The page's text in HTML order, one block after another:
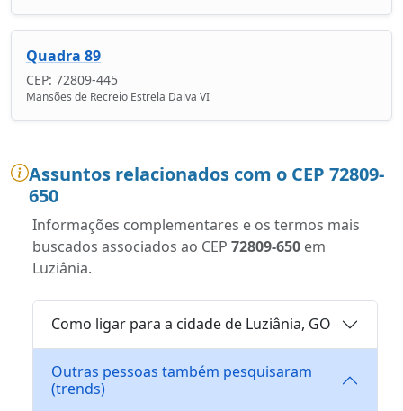
Quadra 89
CEP: 72809-445
Mansões de Recreio Estrela Dalva VI
Assuntos relacionados com o CEP 72809-
650
Informações complementares e os termos mais
buscados associados ao CEP 72809-650 em
Luziânia.
Como ligar para a cidade de Luziânia, GO
Outras pessoas também pesquisaram
(trends)